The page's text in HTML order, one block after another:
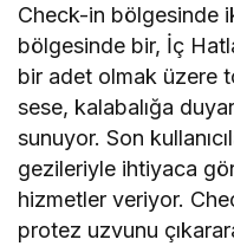
Check-in bölgesinde
bölgesinde bir, İç
bir adet olmak üzere
sese, kalabalığa
sunuyor. Son
gezileriyle ihtiyaca
hizmetler veriyor.
protez uzvunu